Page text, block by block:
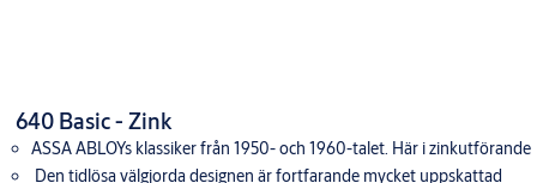
640 Basic - Zink
ASSA ABLOYs klassiker från 1950- och 1960-talet. Här i zinkutförande
Den tidlösa välgjorda designen är fortfarande mycket uppskattad